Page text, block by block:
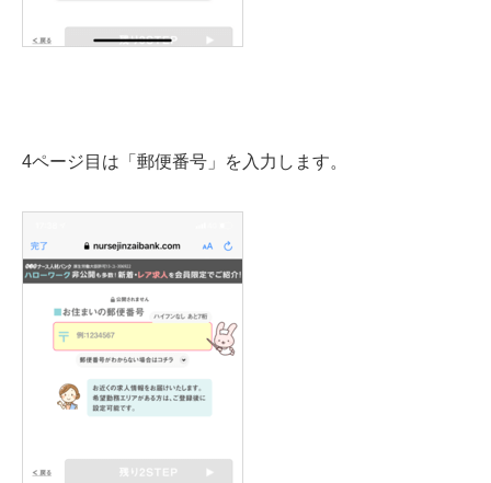
4ページ目は「郵便番号」を入力します。